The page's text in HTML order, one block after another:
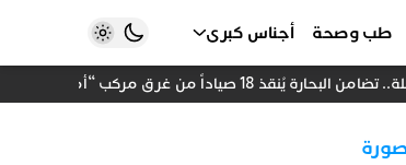
طب وصحة أجناس كبرى
18 صياداً من غرق مركب “أمانة”